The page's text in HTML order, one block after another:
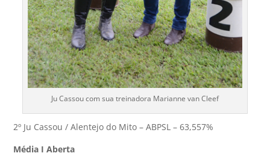
Ju Cassou com sua treinadora Marianne van Cleef
2º Ju Cassou / Alentejo do Mito – ABPSL – 63,557%
Média I Aberta